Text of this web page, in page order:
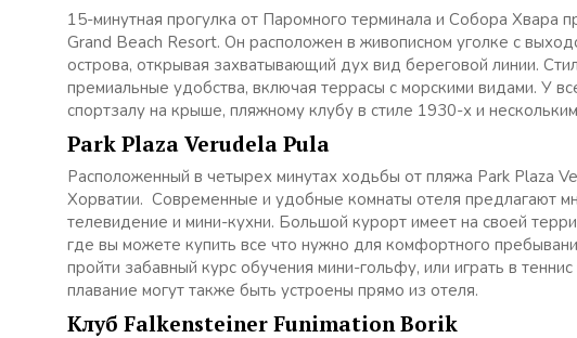
15-минутная прогулка от Паромного терминала и Собора Хвара
Grand Beach Resort. Он расположен в живописном уголке с
острова, открывая захватывающий дух вид береговой линии.
премиальные удобства, включая террасы с морскими видами. У
спортзалу на крыше, пляжному клубу в стиле 1930-х и
Park Plaza Verudela Pula
Расположенный в четырех минутах ходьбы от пляжа Park Plaza
Хорватии. Современные и удобные комнаты отеля предлагают
телевидение и мини-кухни. Большой курорт имеет на своей
где вы можете купить все что нужно для комфортного
пройти забавный курс обучения мини-гольфу, или играть в
плавание могут также быть устроены прямо из отеля.
Клуб Falkensteiner Funimation Borik